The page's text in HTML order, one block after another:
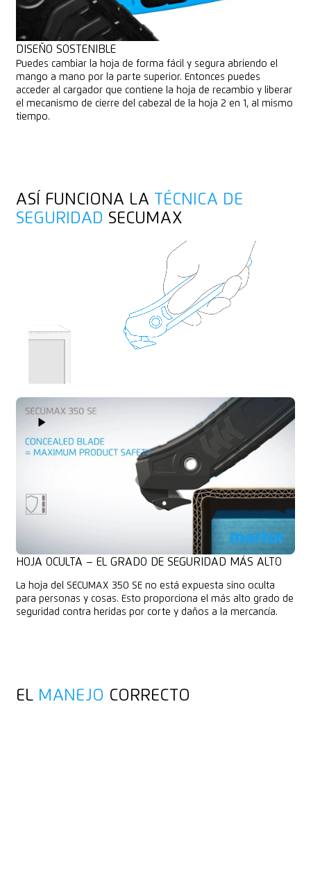
DISEÑO SOSTENIBLE
Puedes cambiar la hoja de forma fácil y segura abriendo el
mango a mano por la parte superior. Entonces puedes
acceder al cargador que contiene la hoja de recambio y liberar
el mecanismo de cierre del cabezal de la hoja 2 en 1, al mismo
tiempo.
ASÍ FUNCIONA LA TÉCNICA DE
SEGURIDAD SECUMAX
HOJA OCULTA – EL GRADO DE SEGURIDAD MÁS ALTO
La hoja del SECUMAX 350 SE no está expuesta sino oculta
para personas y cosas. Esto proporciona el más alto grado de
seguridad contra heridas por corte y daños a la mercancía.
Play Video
EL MANEJO CORRECTO